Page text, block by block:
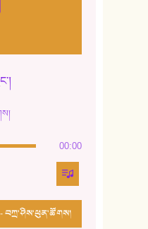
00:00
- བཀྲ་ཤིས་ཕུན་ཚོགས།